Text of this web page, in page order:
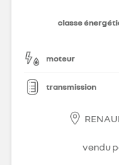
classe
moteur
transmission
vendu